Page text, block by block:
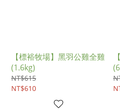
【標裕牧場】黑羽公雞全雞
(1.6kg)
NT$615
NT$610